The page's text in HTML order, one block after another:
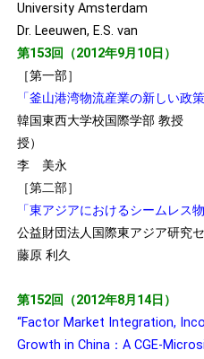
University Amsterdam
Dr. Leeuwen, E.S. van
第153回（2012年9月10日）
［第一部］
「釜山港湾物流産業の新しい政
韓国東西大学校国際学部 教授
授）
李 美永
［第二部］
「東アジアにおけるシームレス
公益財団法人国際東アジア研究
藤原 利久
第152回（2012年8月14日）
“Factor Market Integration,
Growth in China：A CGE-